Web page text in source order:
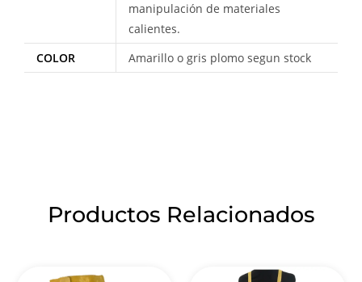
manipulación de materiales
calientes.
COLOR
Amarillo o gris plomo segun stock
Productos Relacionados